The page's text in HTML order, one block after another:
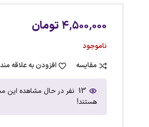
4,500,000 تومان
ناموجود
مقایسه
افزودن به علاقه
13 نفر در حال مشاهده این
هستند!